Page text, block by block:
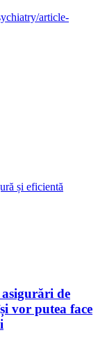
article-
și eficientă
de
vor putea face